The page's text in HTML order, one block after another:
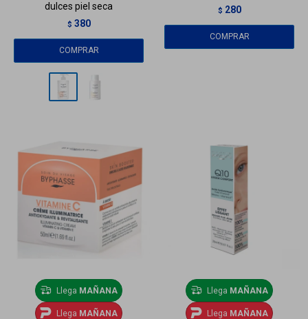
dulces piel seca
$ 380
$ 280
Llega MAÑANA
Llega MAÑANA
Llega MAÑANA
Llega MAÑANA